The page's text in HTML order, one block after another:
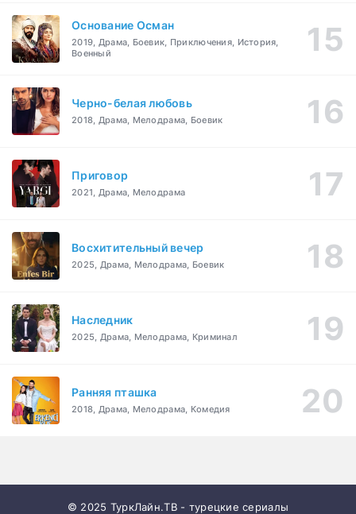
Основание Осман
2019, Драма, Боевик, Приключения, История,
Военный
Черно-белая любовь
2018, Драма, Мелодрама, Боевик
Приговор
2021, Драма, Мелодрама
Восхитительный вечер
2025, Драма, Мелодрама, Боевик
Наследник
2025, Драма, Мелодрама, Криминал
Ранняя пташка
2018, Драма, Мелодрама, Комедия
© 2025 ТуркЛайн.ТВ - турецкие сериалы